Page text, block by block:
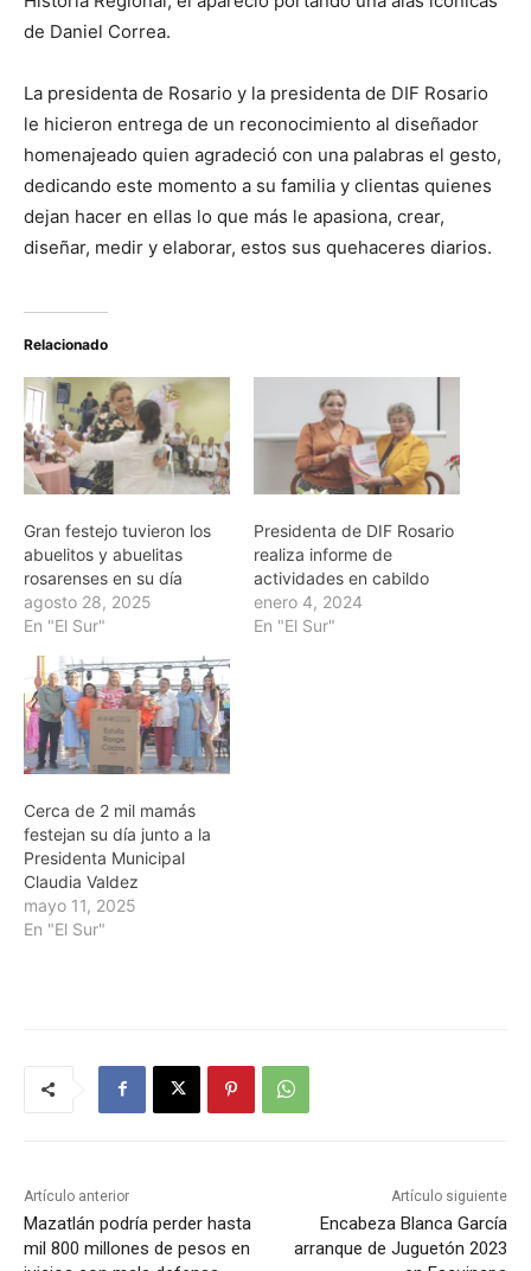
de Daniel Correa.
La presidenta de Rosario y la presidenta de DIF Rosario
le hicieron entrega de un reconocimiento al diseñador
homenajeado quien agradeció con una palabras el gesto,
dedicando este momento a su familia y clientas quienes
dejan hacer en ellas lo que más le apasiona, crear,
diseñar, medir y elaborar, estos sus quehaceres diarios.
Relacionado
Gran festejo tuvieron los
abuelitos y abuelitas
rosarenses en su día
agosto 28, 2025
En "El Sur"
Presidenta de DIF Rosario
realiza informe de
actividades en cabildo
enero 4, 2024
En "El Sur"
Cerca de 2 mil mamás
festejan su día junto a la
Presidenta Municipal
Claudia Valdez
mayo 11, 2025
En "El Sur"
Artículo anterior
Mazatlán podría perder hasta
mil 800 millones de pesos en
Artículo siguiente
Encabeza Blanca García
arranque de Juguetón 2023